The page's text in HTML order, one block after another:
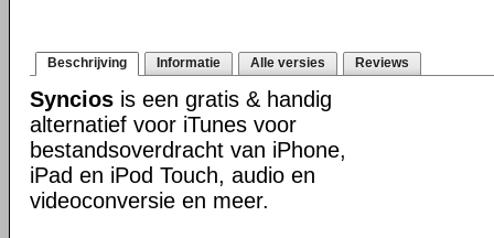
Beschrijving Informatie Alle versies Reviews
Syncios is een gratis & handig
alternatief voor iTunes voor
bestandsoverdracht van iPhone,
iPad en iPod Touch, audio en
videoconversie en meer.